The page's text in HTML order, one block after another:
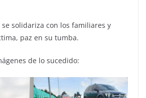
solidariza con los familiares y
paz en su tumba.
de lo sucedido: